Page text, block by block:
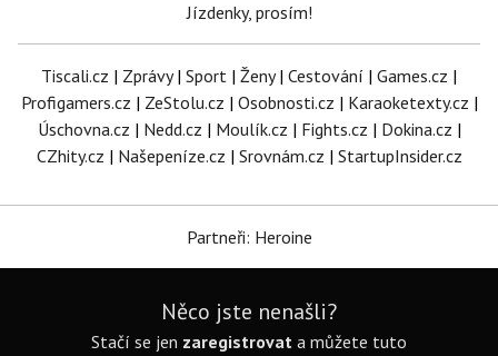
Jízdenky, prosím!
Tiscali.cz | Zprávy| Sport | Ženy| Cestování | Games.cz |
Profigamers.cz | ZeStolu.cz | Osobnosti.cz | Karaoketexty.cz |
Úschovna.cz | Nedd.cz | Moulík.cz | Fights.cz | Dokina.cz |
CZhity.cz | Našepeníze.cz | Srovnám.cz | StartupInsider.cz
Partneři: Heroine
Něco jste nenašli?
Stačí se jen zaregistrovat a můžete tuto